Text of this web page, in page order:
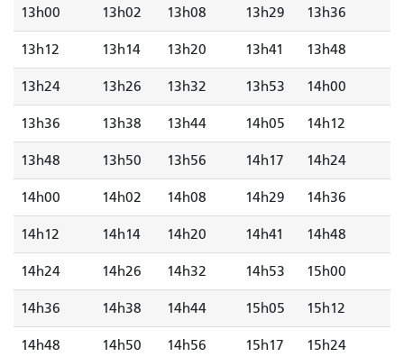
13h00 13h02 13h08 13h29 13h36
13h12 13h14 13h20 13h41 13h48
13h24 13h26 13h32 13h53 14h00
13h36 13h38 13h44 14h05 14h12
13h48 13h50 13h56 14h17 14h24
14h00 14h02 14h08 14h29 14h36
14h12 14h14 14h20 14h41 14h48
14h24 14h26 14h32 14h53 15h00
14h36 14h38 14h44 15h05 15h12
14h48 14h50 14h56 15h17 15h24